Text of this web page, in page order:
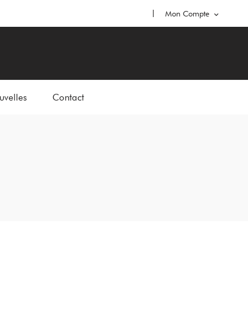
Mon Compte expand_more
Contact